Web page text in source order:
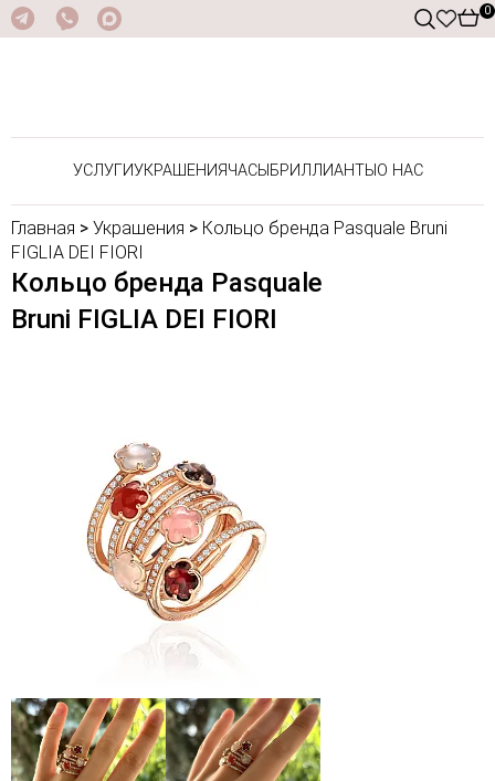
0
УСЛУГИУКРАШЕНИЯЧАСЫ БРИЛЛИАНТЫ О НАС
Главная > Украшения > Кольцо бренда Pasquale Bruni
FIGLIA DEI FIORI
Кольцо бренда Pasquale
Bruni FIGLIA DEI FIORI